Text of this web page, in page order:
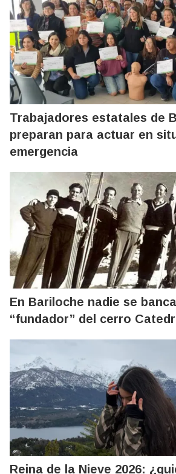
Trabajadores estatales de
preparan para actuar en
emergencia
En Bariloche nadie se
“fundador” del cerro
Reina de la Nieve 2026: